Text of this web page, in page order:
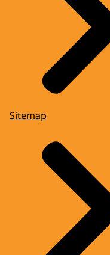
Sitemap